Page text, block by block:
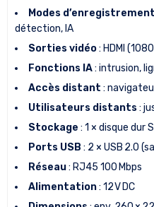
Modes d’enregistrement
détection, IA
Sorties vidéo: HDMI
Fonctions IA: intrusion,
Accès distant :
Utilisateurs distants :
Stockage : 1 × disque dur
Ports USB : 2 × USB 2.0
Réseau: RJ45 100 Mbps
Alimentation: 12 V DC